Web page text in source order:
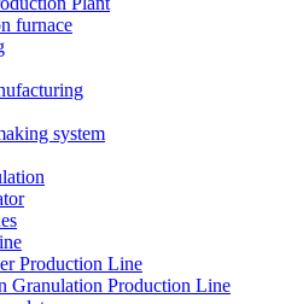
furnace
system
Production Line
Granulation Production Line